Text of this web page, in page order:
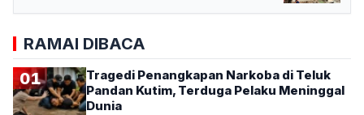
RAMAI DIBACA
01
Tragedi Penangkapan Narkoba di Teluk
Pandan Kutim, Terduga Pelaku Meninggal
Dunia